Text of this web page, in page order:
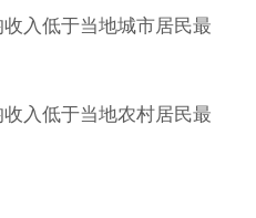
入低于当地城市居民最
入低于当地农村居民最